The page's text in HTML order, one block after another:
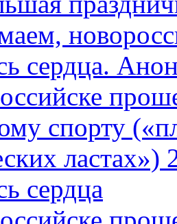
сердца.
спорту
сердца